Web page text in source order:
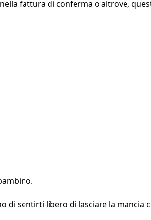
fattura di conferma o altrove,
di sentirti libero di lasciare la mancia